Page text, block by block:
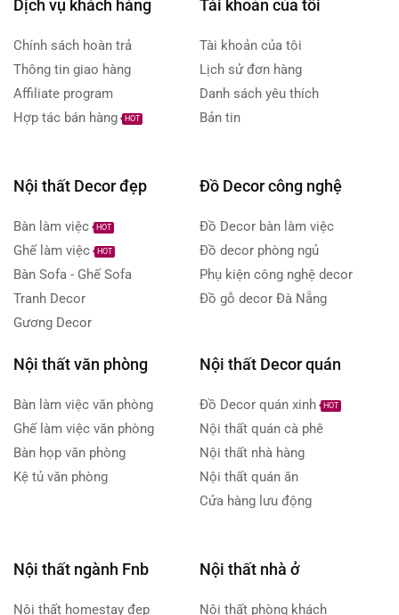
Dịch vụ khách hàng
Chính sách hoàn trả
Thông tin giao hàng
Affiliate program
Hợp tác bán hàng
HOT
Tài khoản của tôi
Tài khoản của tôi
Lịch sử đơn hàng
Danh sách yêu thích
Bản tin
Nội thất Decor đẹp
Bàn làm việc HOT
Ghế làm việc HOT
Bàn Sofa - Ghế Sofa
Tranh Decor
Gương Decor
Đồ Decor công nghệ
Đồ Decor bàn làm việc
Đồ decor phòng ngủ
Phụ kiện công nghệ decor
Đồ gỗ decor Đà Nẵng
Nội thất văn phòng
Bàn làm việc văn phòng
Ghế làm việc văn phòng
Bàn họp văn phòng
Kệ tủ văn phòng
Nội thất Decor quán
Đồ Decor quán xinh HOT
Nội thất quán cà phê
Nội thất nhà hàng
Nội thất quán ăn
Cửa hàng lưu động
Nội thất ngành Fnb
Nội thất homestay đẹp
Nội thất nhà ở
Nội thất phòng khách